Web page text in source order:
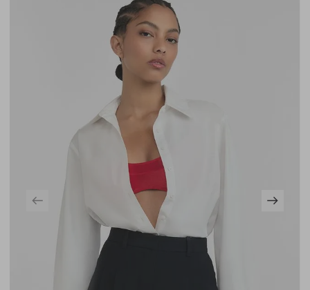
comprimento longo, reinterpretando um clássico do closet
através de uma estética minimalista e contemporânea. A
cintura média e a lavagem em jeans reforçam a
versatilidade da peça, enquanto o caimento reto cria uma
silhueta alinhada e descomplicada. Possui fechamento
com botão de metal, barra reta e bolsos frontal e costas,
resultando em um denim atemporal para composições